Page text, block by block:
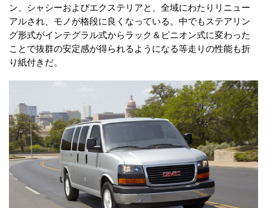
ン、シャシーおよびエクステリアと、全域にわたりリニュー
アルされ、モノが格段に良くなっている。中でもステアリン
グ形式がインテグラル式からラック＆ピニオン式に変わった
ことで抜群の安定感が得られるようになる等走りの性能も折
り紙付きだ。